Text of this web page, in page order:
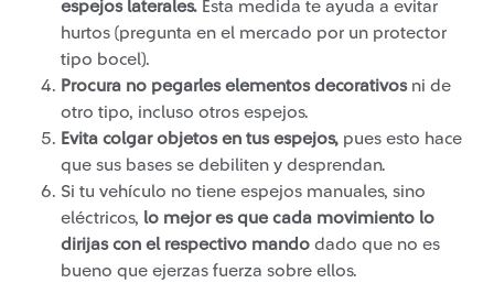
espejos laterales. Esta medida te ayuda a evitar
hurtos (pregunta en el mercado por un protector
tipo bocel).
Procura no pegarles elementos decorativosni de
otro tipo, incluso otros espejos.
Evita colgar objetos en tus espejos, pues esto hace
que sus bases se debiliten y desprendan.
Si tu vehículo no tiene espejos manuales, sino
eléctricos, lo mejor es que cada movimiento lo
dirijas con el respectivo mando dado que no es
bueno que ejerzas fuerza sobre ellos.